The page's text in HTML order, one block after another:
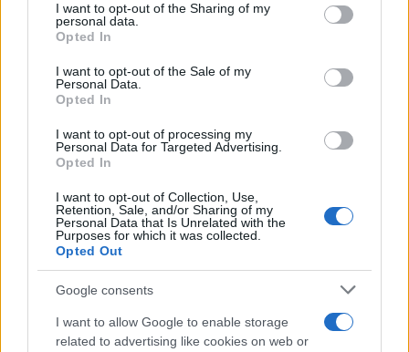
not limited to your visit or usage behaviour. You may click to
grant or deny consent to Google and its third-party tags to
use your data for below specified purposes in below Google
consent section.
I want to opt-out of the Sharing of my
personal data.
Opted In
I want to opt-out of the Sale of my
Personal Data.
Opted In
I want to opt-out of processing my
Personal Data for Targeted Advertising.
Opted In
I want to opt-out of Collection, Use,
Retention, Sale, and/or Sharing of my
Personal Data that Is Unrelated with the
Purposes for which it was collected.
Opted Out
Google consents
I want to allow Google to enable storage
related to advertising like cookies on web or
The antisemites are coming: A
chronicle of the unification of
Hungary’s Left and the far-right
Jobbik party
2021. augusztus 2.